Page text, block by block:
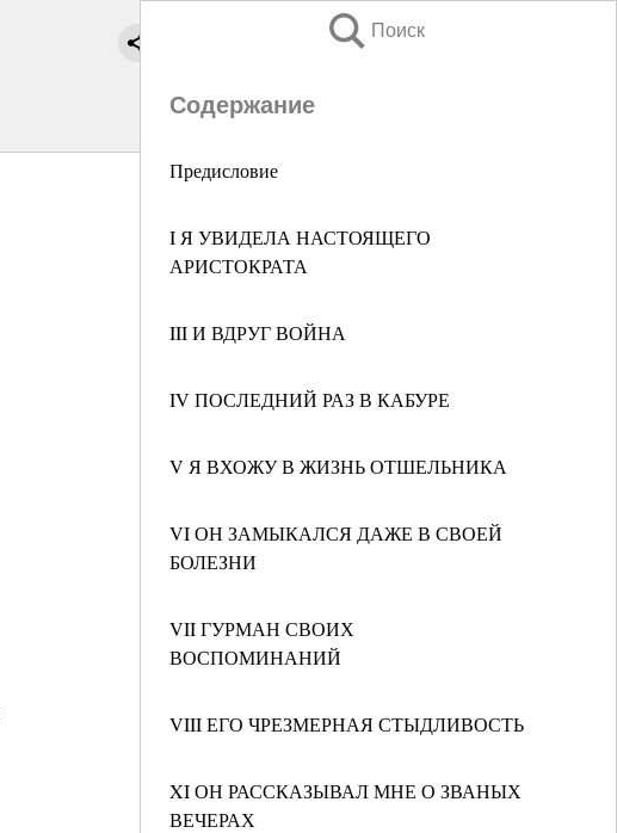
Поиск
Содержание
Предисловие
I Я УВИДЕЛА НАСТОЯЩЕГО
АРИСТОКРАТА
III И ВДРУГ ВОЙНА
IV ПОСЛЕДНИЙ РАЗ В КАБУРЕ
V Я ВХОЖУ В ЖИЗНЬ ОТШЕЛЬНИКА
VI ОН ЗАМЫКАЛСЯ ДАЖЕ В СВОЕЙ
БОЛЕЗНИ
VII ГУРМАН СВОИХ
ВОСПОМИНАНИЙ
VIII ЕГО ЧРЕЗМЕРНАЯ СТЫДЛИВОСТЬ
XI ОН РАССКАЗЫВАЛ МНЕ О ЗВАНЫХ
ВЕЧЕРАХ